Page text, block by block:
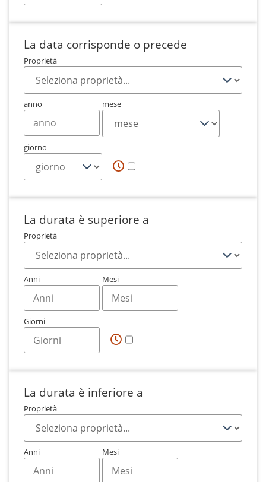
La data corrisponde o precede
Proprietà
anno mese
giorno
La durata è superiore a
Proprietà
Anni Mesi
Giorni
La durata è inferiore a
Proprietà
Anni Mesi